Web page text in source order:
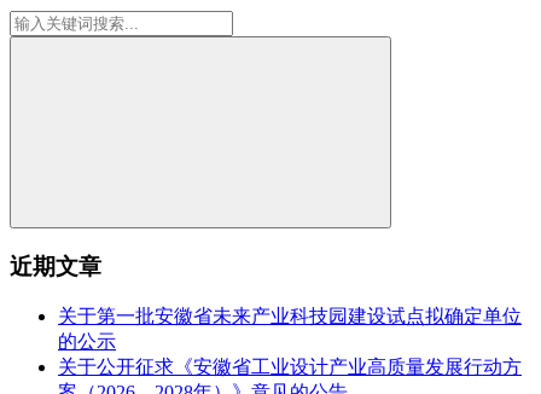
近期文章
关于第一批安徽省未来产业科技园建设试点拟确定单位
的公示
关于公开征求《安徽省工业设计产业高质量发展行动方